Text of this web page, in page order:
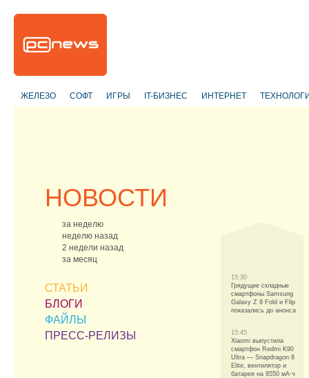
ЖЕЛЕЗО СОФТ ИГРЫ IT-БИЗНЕС ИНТЕРНЕТ
НОВОСТИ
за неделю
неделю назад
2 недели назад
за месяц
СТАТЬИ
БЛОГИ
ФАЙЛЫ
ПРЕСС-РЕЛИЗЫ
15:30
Грядущие складные
смартфоны Samsung
Galaxy Z 8 Fold и Flip
показались до анонса
15:45
Xiaomi выпустила
смартфон Redmi K90
Ultra — Snapdragon 8
Elite, вентилятор и
батарея на 8550 мА·ч